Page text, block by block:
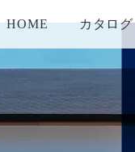
HOME カタログ